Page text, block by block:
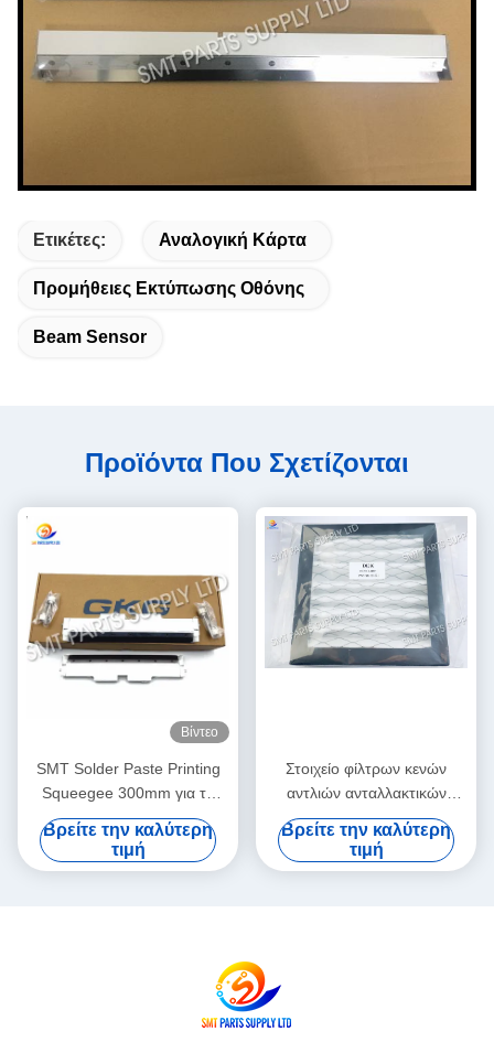
Ετικέτες: Αναλογική Κάρτα
Προμήθειες Εκτύπωσης Οθόνης
Beam Sensor
Προϊόντα Που Σχετίζονται
Βίντεο
SMT Solder Paste Printing
Squeegee 300mm για το
GKG Stencil Printer Τμήματα
οθόνης εκτύπωσης
Βρείτε την καλύτερη
τιμή
Στοιχείο φίλτρων κενών
αντλιών ανταλλακτικών
εκτυπωτών DEK 163551
αρχικό νέο αντίγραφο νέο
Βρείτε την καλύτερη
τιμή